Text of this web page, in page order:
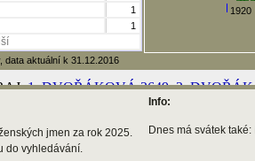
1
1
1920
data aktuální k 31.12.2016
Info:
jmen za rok 2025.
do vyhledávání.
Dnes má svátek také: